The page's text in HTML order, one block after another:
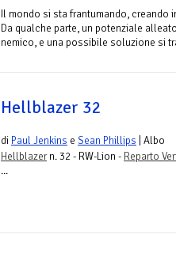
Il mondo si sta frantumando, creando
Da qualche parte, un potenziale
nemico, e una possibile soluzione si
Hellblazer 32
di Paul Jenkins e Sean Phillips | Albo
Hellblazern. 32 - RW-Lion - Reparto
...